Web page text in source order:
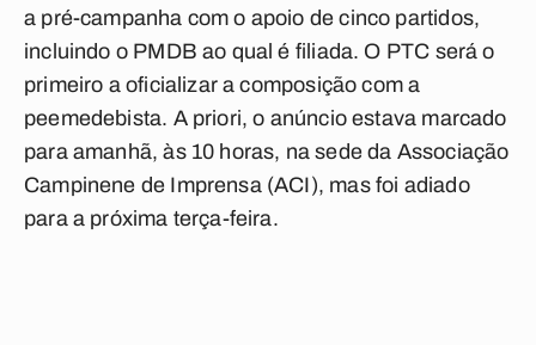
a pré-campanha com o apoio de cinco partidos,
incluindo o PMDB ao qual é filiada. O PTC será o
primeiro a oficializar a composição com a
peemedebista. A priori, o anúncio estava marcado
para amanhã, às 10 horas, na sede da Associação
Campinene de Imprensa (ACI), mas foi adiado
para a próxima terça-feira.